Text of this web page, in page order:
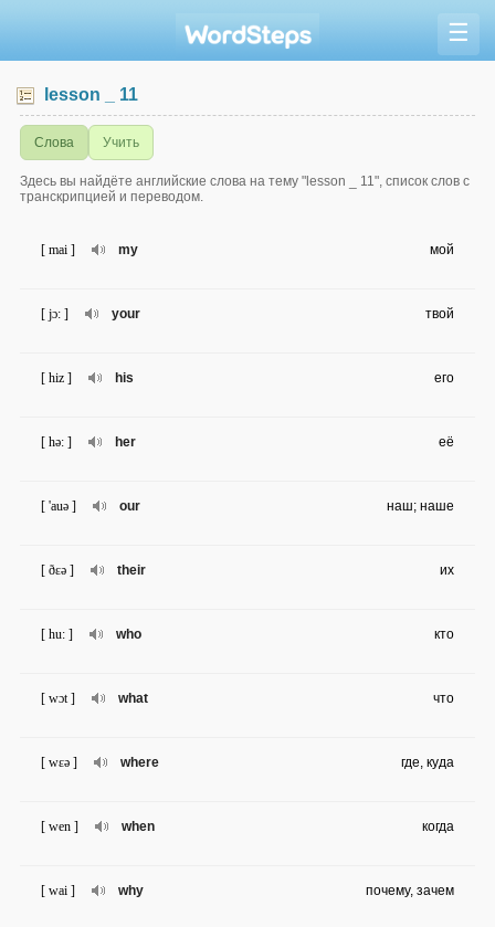
☰
lesson _ 11
Слова Учить
Здесь вы найдёте английские слова на тему "lesson _ 11", список слов с
транскрипцией и переводом.
my
[ mai ] мой
your
[ jɔ: ] твой
his
[ hiz ] его
her
[ hə: ] её
our
[ 'auə ] наш; наше
their
[ ðɛə ] их
who
[ hu: ] кто
what
[ wɔt ] что
where
[ wɛə ] где, куда
when
[ wen ] когда
why
[ wai ] почему, зачем